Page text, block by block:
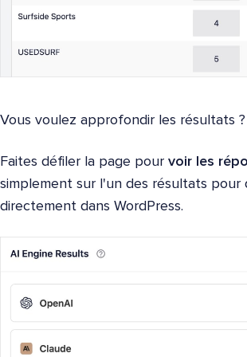
Vous voulez approfondir les résultats ?
Faites défiler la page pour voir les
simplement sur l'un des résultats
directement dans WordPress.